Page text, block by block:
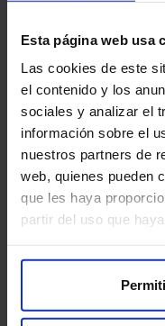
Esta página web usa
Las cookies de este
el contenido y los
sociales y analizar el
información sobre el
nuestros partners de
web, quienes pueden
que les haya
partir del uso que
25
Aiutiamo migliaia di